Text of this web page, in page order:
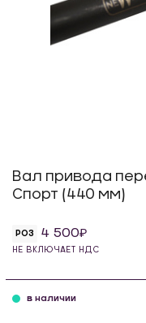
Вал привода
Спорт (440 мм)
РОЗ 4 500
НЕ ВКЛЮЧАЕТ НДС
в наличии